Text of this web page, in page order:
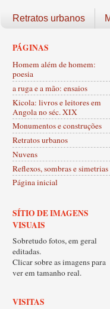
Retratos urbanos
PÁGINAS
Homem além de homem:
poesia
a ruga e a mão: ensaios
Kicola: livros e leitores em
Angola no séc. XIX
Monumentos e construções
Retratos urbanos
Nuvens
Reflexos, sombras e simetrias
Página inicial
SÍTIO DE IMAGENS
VISUAIS
Sobretudo fotos, em geral
editadas.
Clicar sobre as imagens para
ver em tamanho real.
VISITAS